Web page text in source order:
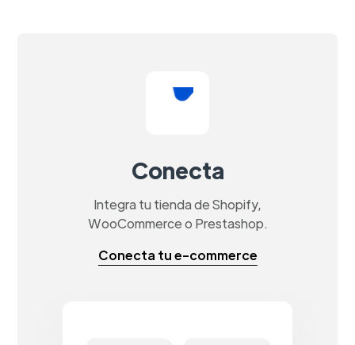
Conecta
Integra tu tienda de Shopify,
WooCommerce o Prestashop.
Conecta tu e-commerce